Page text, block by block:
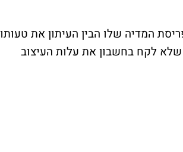
המדיה שלו הבין העיתון את טעותו
שלא לקח בחשבון את עלות העיצוב